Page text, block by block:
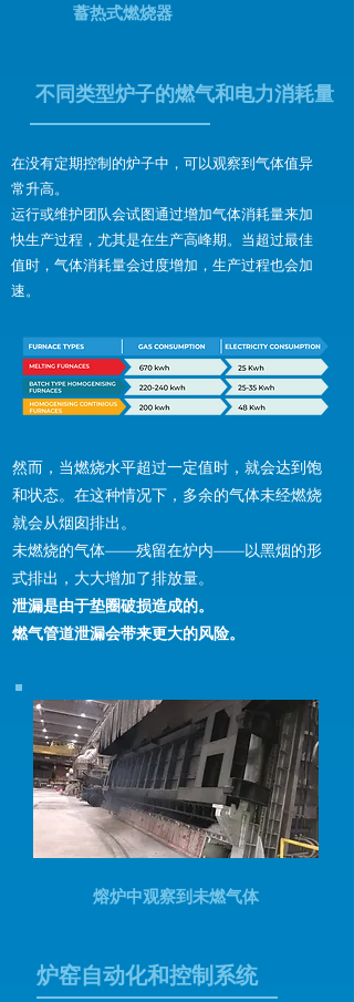
蓄热式燃烧器
不同类型炉子的燃气和电力消耗量
在没有定期控制的炉子中，可以观察到气体值异
常升高。
运行或维护团队会试图通过增加气体消耗量来加
快生产过程，尤其是在生产高峰期。当超过最佳
值时，气体消耗量会过度增加，生产过程也会加
速。
然而，当燃烧水平超过一定值时，就会达到饱
和状态。在这种情况下，多余的气体未经燃烧
就会从烟囱排出。
未燃烧的气体——残留在炉内——以黑烟的形
式排出，大大增加了排放量。
泄漏是由于垫圈破损造成的。
燃气管道泄漏会带来更大的风险。
熔炉中观察到未燃气体
炉窑自动化和控制系统